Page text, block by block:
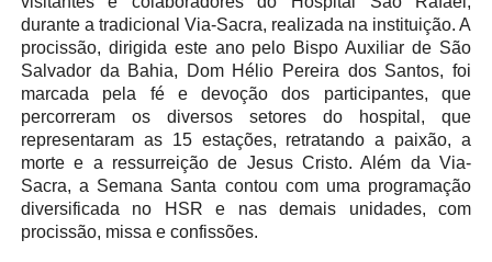
durante a tradicional Via-Sacra, realizada na instituição. A
procissão, dirigida este ano pelo Bispo Auxiliar de São
Salvador da Bahia, Dom Hélio Pereira dos Santos, foi
marcada pela fé e devoção dos participantes, que
percorreram os diversos setores do hospital, que
representaram as 15 estações, retratando a paixão, a
morte e a ressurreição de Jesus Cristo. Além da Via-
Sacra, a Semana Santa contou com uma programação
diversificada no HSR e nas demais unidades, com
procissão, missa e confissões.